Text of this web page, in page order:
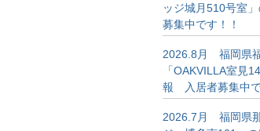
ッジ城月510号室
募集中です！！
2026.8月 福岡県
「OAKVILLA室見
報 入居者募集中で
2026.7月 福岡県